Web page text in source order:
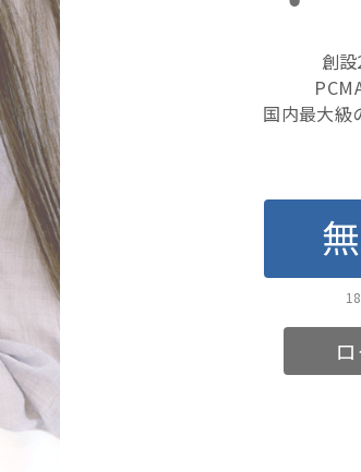
創
国内最大級